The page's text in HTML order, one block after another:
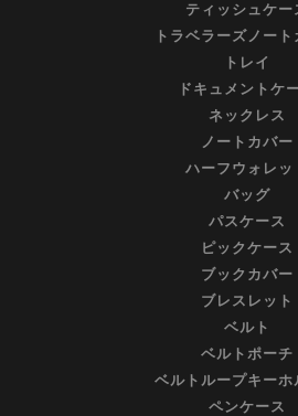
ティッシュケー
トラベラーズノート
トレイ
ドキュメントケ
ネックレス
ノートカバー
ハーフウォレッ
バッグ
パスケース
ピックケース
ブックカバー
ブレスレット
ベルト
ベルトポーチ
ベルトループキーホ
ペンケース